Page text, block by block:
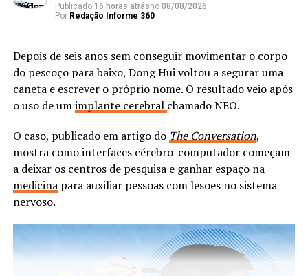
checkpoints
imunológicos são mecanismos
regulatórios cruciais do sistema imunológico. Eles atuam
como “freios” ou “interruptores” para controlar a
ativação e inibição das células de defesa.
Publicado 16 horas atrásno 08/08/2026
Por Redação Informe 360
Depois de seis anos sem conseguir movimentar o corpo
do pescoço para baixo, Dong Hui voltou a segurar uma
caneta e escrever o próprio nome. O resultado veio após
o uso de umimplante cerebral chamado NEO.
O caso, publicado em artigo do The Conversation,
mostra como interfaces cérebro-computador começam
a deixar os centros de pesquisa e ganhar espaço na
medicinapara auxiliar pessoas com lesões no sistema
nervoso.